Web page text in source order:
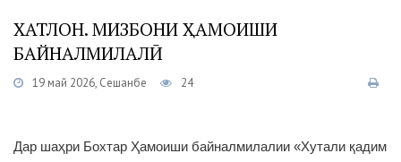
ХАТЛОН. МИЗБОНИ ҲАМОИШИ
БАЙНАЛМИЛАЛӢ
19 май 2026, Сешанбе 24
Дар шаҳри Бохтар Ҳамоиши байналмилалии «Хутали қадим